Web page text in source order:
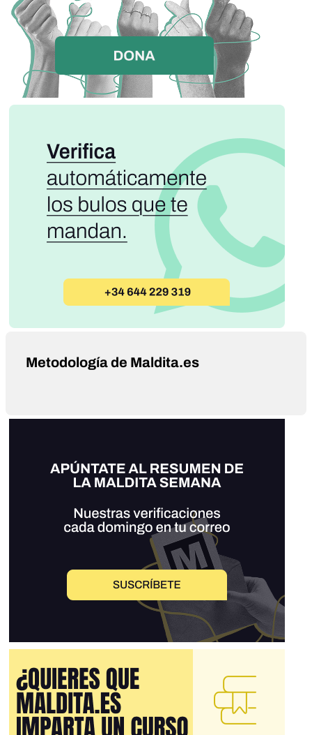
Metodología de Maldita.es